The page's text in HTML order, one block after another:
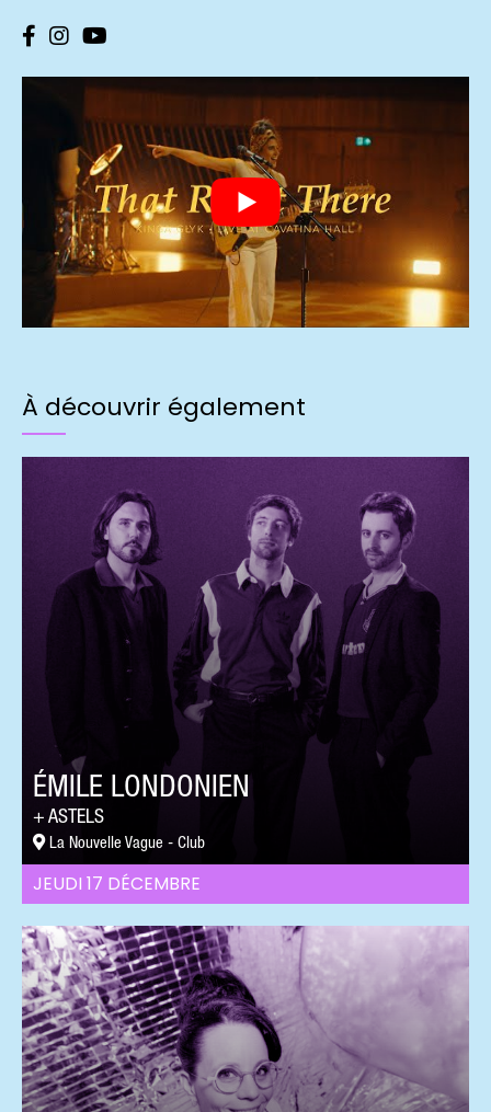
À découvrir également
JEUDI 17 DÉCEMBRE
ÉMILE LONDONIEN
ASTELS
La Nouvelle Vague - Club